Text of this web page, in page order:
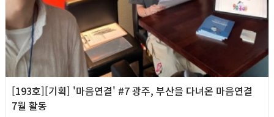
[193호][기획] '마음연결' #7 광주, 부산을 다녀온 마음연결
7월 활동